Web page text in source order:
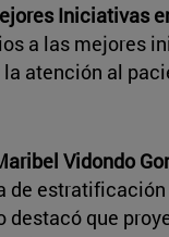
Iniciativas
a las mejores
atención al
Vidondo
de
que